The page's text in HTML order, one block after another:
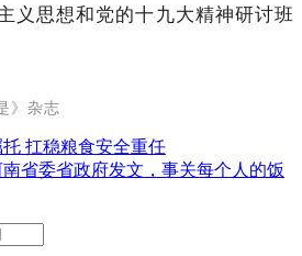
义思想和党的十九大精神研讨班
》杂志
扛稳粮食安全重任
省委省政府发文，事关每个人的饭